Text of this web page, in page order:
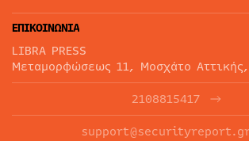
ΕΠΙΚΟΙΝΩΝΙΑ
LIBRA PRESS
Μεταμορφώσεως 11, Μοσχάτο
2108815417